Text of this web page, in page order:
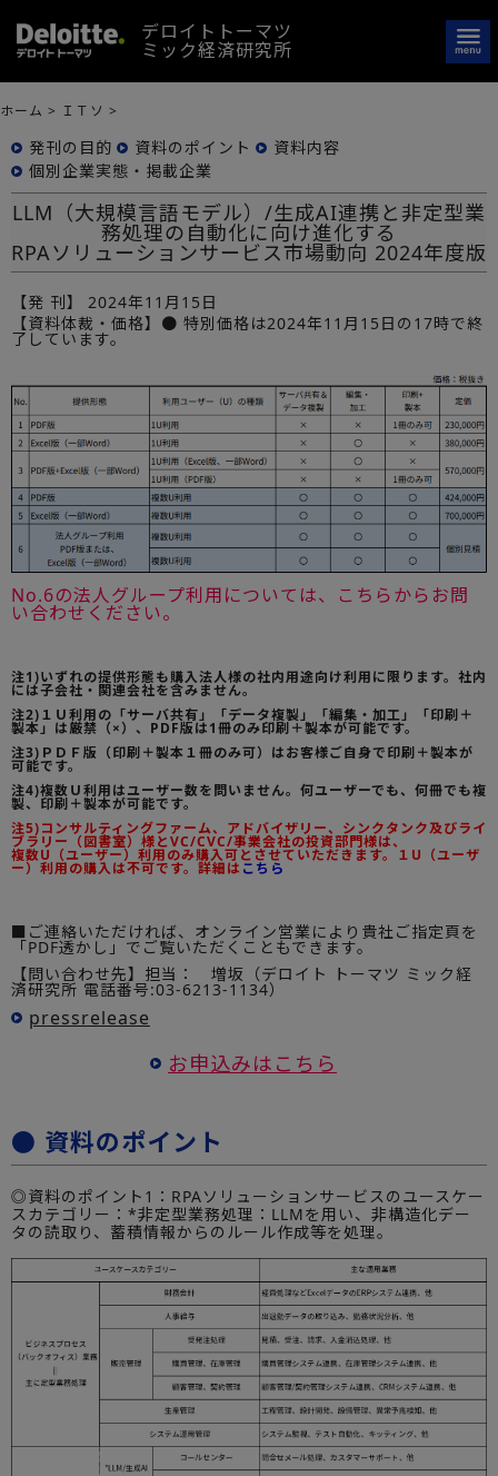
デロイトトーマツ
ミック経済研究所
ホーム > ＩＴソ >
発刊の目的 資料のポイント
資料内容
個別企業実態・掲載企業
LLM（大規模言語モデル）/生成AI連携と非定型業
務処理の自動化に向け進化する
RPAソリューションサービス市場動向 2024年度版
【発 刊】
2024年11月15日
【資料体裁・価格】● 特別価格は2024年11月15日の17時で終
了しています。
No.6の法人グループ利用については、こちらからお問
い合わせください。
注1)いずれの提供形態も購入法人様の社内用途向け利用に限ります。社内
には子会社・関連会社を含みません。
注2)１Ｕ利用の「サーバ共有」「データ複製」「編集・加工」「印刷＋
製本」は厳禁（×）、PDF版は1冊のみ印刷＋製本が可能です。
注3)ＰＤＦ版（印刷＋製本１冊のみ可）はお客様ご自身で印刷＋製本が
可能です。
注4)複数Ｕ利用はユーザー数を問いません。何ユーザーでも、何冊でも複
製、印刷＋製本が可能です。
注5)コンサルティングファーム、アドバイザリー、シンクタンク及びライ
ブラリー（図書室）様とVC/CVC/事業会社の投資部門様は、
複数U（ユーザー）利用のみ購入可とさせていただきます。１U（ユーザ
ー）利用の購入は不可です。詳細は こちら
■ご連絡いただければ、オンライン営業により貴社ご指定頁を
「PDF透かし」でご覧いただくこともできます。
【問い合わせ先】担当： 増坂（デロイト トーマツ ミック経
済研究所 電話番号:03-6213-1134）
pressrelease
お申込みはこちら
● 資料のポイント
◎資料のポイント1：RPAソリューションサービスのユースケー
スカテゴリー：*非定型業務処理：LLMを用い、非構造化デー
タの読取り、蓄積情報からのルール作成等を処理。